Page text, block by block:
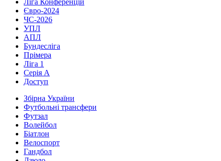
Ліга Конференцій
Євро-2024
ЧС-2026
УПЛ
АПЛ
Бундесліга
Прімера
Ліга 1
Серія А
Доступ
Збірна України
Футбольні трансфери
Футзал
Волейбол
Біатлон
Велоспорт
Гандбол